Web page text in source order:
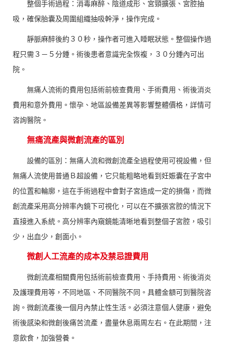
整個手術過程：消毒麻醉、陰道成形、宮頸擴張、宮腔抽
吸，確保胎囊及周圍組織抽吸幹淨，操作完成。
靜脈麻醉後約３０秒，操作者可進入睡眠狀態。整個操作過
程只需３－５分鍾。術後患者意識完全恢複，３０分鍾內可出
院。
無痛人流術的費用包括術前檢查費用、手術費用、術後消炎
費用和意外費用。懷孕、地區設備差異等影響整體價格，詳情可
咨詢醫院。
無痛流產與微創流產的區別
設備的區別：無痛人流和微創流產全過程使用可視設備，但
無痛人流使用普通Ｂ超設備，它只能粗略地看到妊娠囊在子宮中
的位置和輪廓，這在手術過程中會對子宮造成一定的損傷，而微
創流產采用高分辨率內鏡下可視化，可以在不擴張宮腔的情況下
直接進入系統。高分辨率內窺鏡能清晰地看到整個子宮腔，吸引
少，出血少，創面小。
微創人工流產的成本及禁忌證費用
微創流產相關費用包括術前檢查費用、手持費用、術後消炎
及護理費用等，不同地區、不同醫院不同。具體金額可到醫院咨
詢。微創流產後一個月內禁止性生活。必須注意個人健康，避免
術後感染和微創後痛苦流產，盡量休息兩周左右。在此期間，注
意飲食，加強營養。